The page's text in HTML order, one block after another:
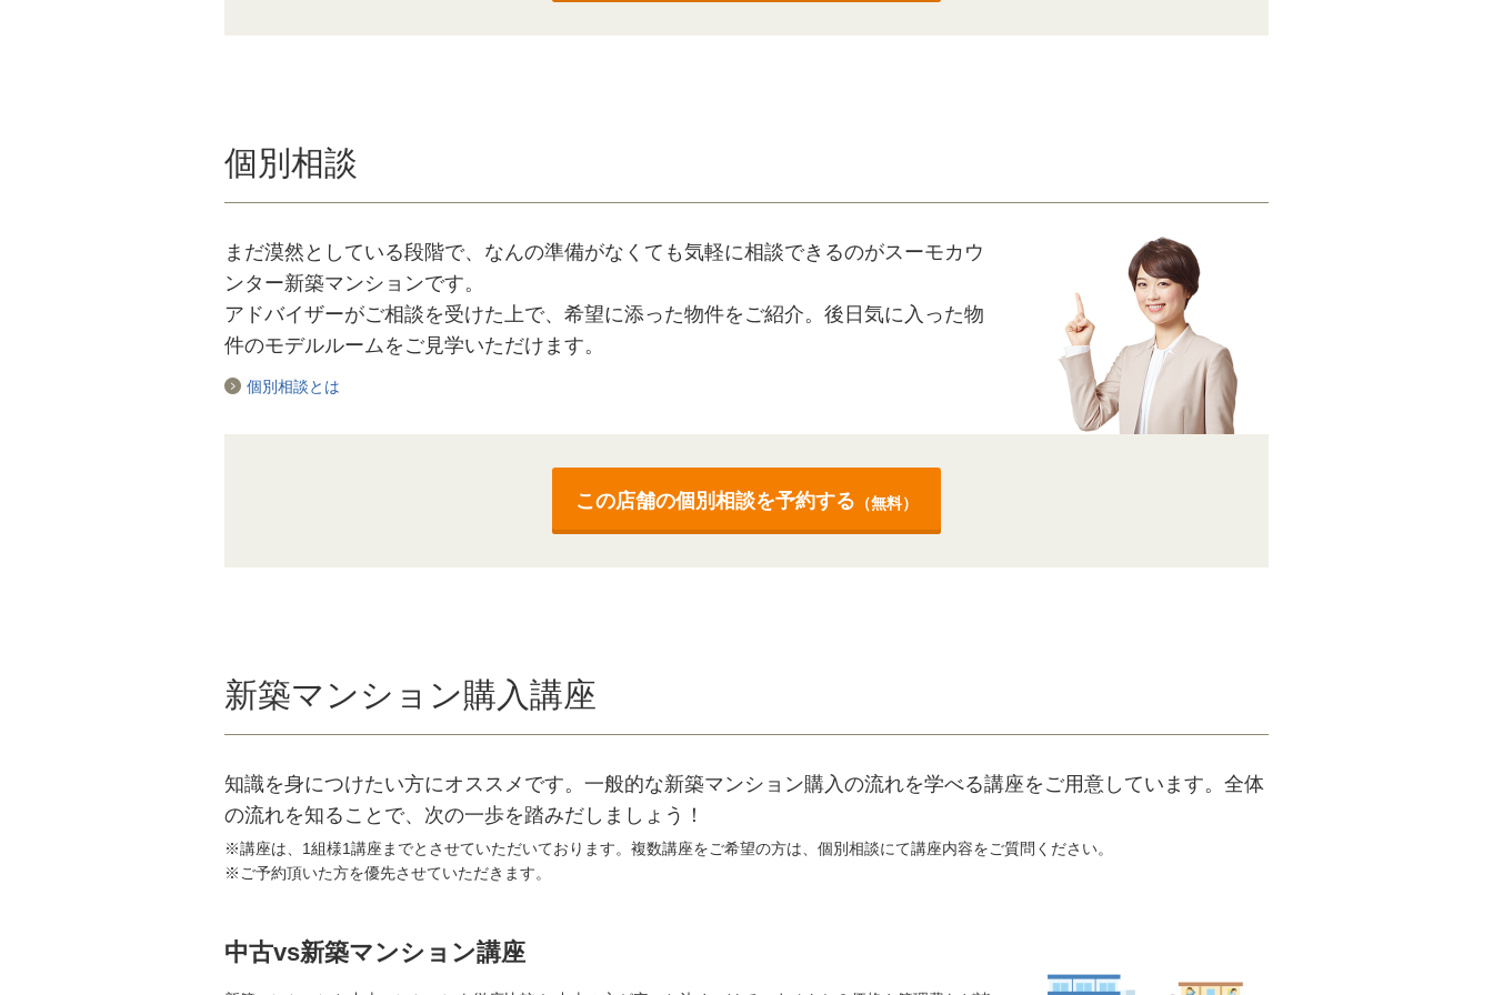
個別相談
まだ漠然としている段階で、なんの準備がなくても気軽に相談できるのがスーモカウ
ンター新築マンションです。
アドバイザーがご相談を受けた上で、希望に添った物件をご紹介。後日気に入った物
件のモデルルームをご見学いただけます。
個別相談とは
この店舗の個別相談を予約する （無料）
新築マンション購入講座
知識を身につけたい方にオススメです。一般的な新築マンション購入の流れを学べる講座をご用意しています。全体
の流れを知ることで、次の一歩を踏みだしましょう！
※講座は、1組様1講座までとさせていただいております。複数講座をご希望の方は、個別相談にて講座内容をご質問ください。
※ご予約頂いた方を優先させていただきます。
中古vs新築マンション講座